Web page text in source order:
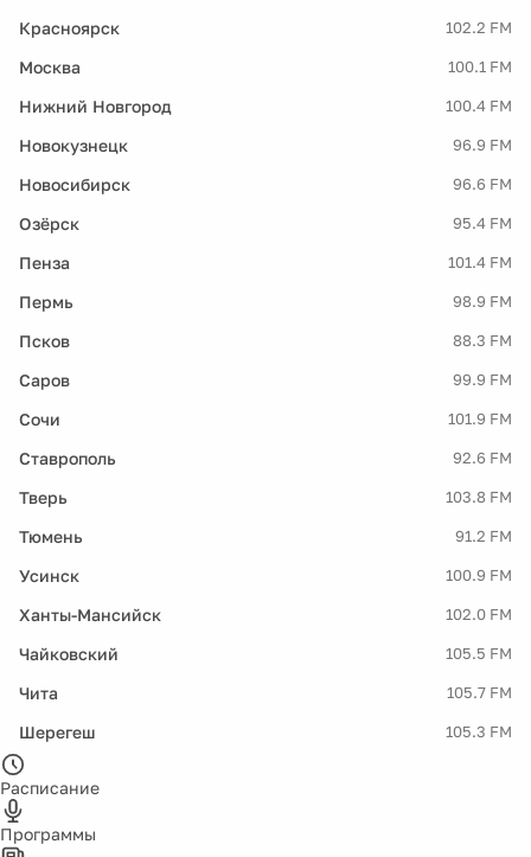
Красноярск 102.2 FM
Москва 100.1 FM
Нижний Новгород 100.4 FM
Новокузнецк 96.9 FM
Новосибирск 96.6 FM
Озёрск 95.4 FM
Пенза 101.4 FM
Пермь 98.9 FM
Псков 88.3 FM
Саров 99.9 FM
Сочи 101.9 FM
Ставрополь 92.6 FM
Тверь 103.8 FM
Тюмень 91.2 FM
Усинск 100.9 FM
Ханты-Мансийск 102.0 FM
Чайковский 105.5 FM
Чита 105.7 FM
Шерегеш 105.3 FM
Расписание
Программы